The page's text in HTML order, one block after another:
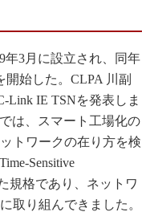
3月に設立され、同年
始した。CLPA 川副
Link IE TSNを発表しま
は、スマート工場化の
トワークの在り方を検
Sensitive
規格であり、ネットワ
取り組んできました。